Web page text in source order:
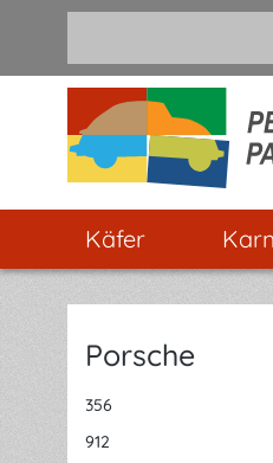
Käfer
Porsche
356
912